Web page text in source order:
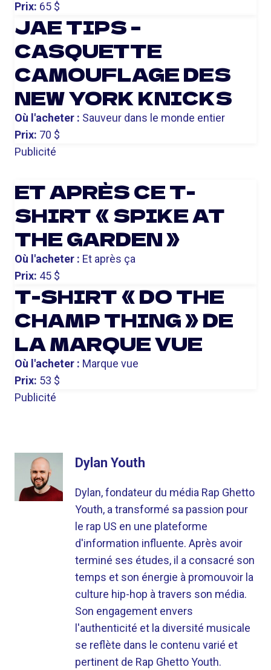
Prix: 65 $
JAE TIPS –
CASQUETTE
CAMOUFLAGE DES
NEW YORK KNICKS
Où l'acheter : Sauveur dans le monde entier
Prix: 70 $
Publicité
ET APRÈS CE T-
SHIRT « SPIKE AT
THE GARDEN »
Où l'acheter : Et après ça
Prix: 45 $
T-SHIRT « DO THE
CHAMP THING » DE
LA MARQUE VUE
Où l'acheter : Marque vue
Prix: 53 $
Publicité
Dylan Youth
Dylan, fondateur du média Rap Ghetto
Youth, a transformé sa passion pour
le rap US en une plateforme
d'information influente. Après avoir
terminé ses études, il a consacré son
temps et son énergie à promouvoir la
culture hip-hop à travers son média.
Son engagement envers
l'authenticité et la diversité musicale
se reflète dans le contenu varié et
pertinent de Rap Ghetto Youth.